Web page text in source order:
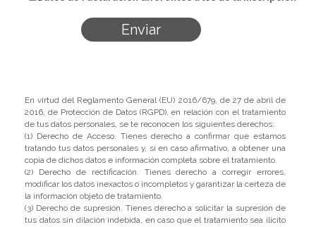
En virtud del Reglamento General (EU) 2016/679, de 27 de abril de
2016, de Protección de Datos (RGPD), en relación con el tratamiento
de tus datos personales, se te reconocen los siguientes derechos:
(1) Derecho de Acceso. Tienes derecho a confirmar que estamos
tratando tus datos personales y, si en caso afirmativo, a obtener una
copia de dichos datos e información completa sobre el tratamiento.
(2) Derecho de rectificación. Tienes derecho a corregir errores,
modificar los datos inexactos o incompletos y garantizar la certeza de
la información objeto de tratamiento.
(3) Derecho de supresión. Tienes derecho a solicitar la supresión de
tus datos sin dilación indebida, en caso que el tratamiento sea ilícito